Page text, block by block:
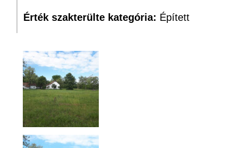
Érték szakterülte kategória: Épített